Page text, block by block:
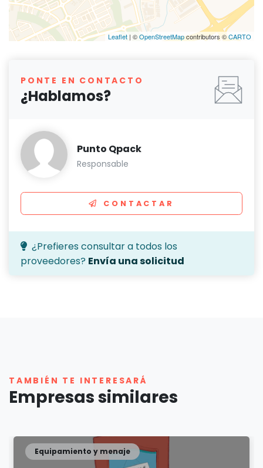
Leaflet | ©OpenStreetMapcontributors ©CARTO
PONTE EN CONTACTO
¿Hablamos?
Punto Qpack
Responsable
CONTACTAR
¿Prefieres consultar a todos los
proveedores? Envía una solicitud
TAMBIÉN TE INTERESARÁ
Empresas similares
Equipamiento y menaje